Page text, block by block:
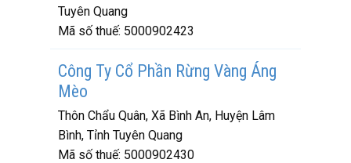
Tuyên Quang
Mã số thuế: 5000902423
Công Ty Cổ Phần Rừng Vàng Áng
Mèo
Thôn Chẩu Quân, Xã Bình An, Huyện Lâm
Bình, Tỉnh Tuyên Quang
Mã số thuế: 5000902430